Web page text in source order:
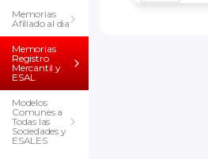
Memorias
Afiliado al dia
Memorias
Registro
Mercantil y
ESAL
Modelos
Comunes a
Todas las
Sociedades y
ESALES